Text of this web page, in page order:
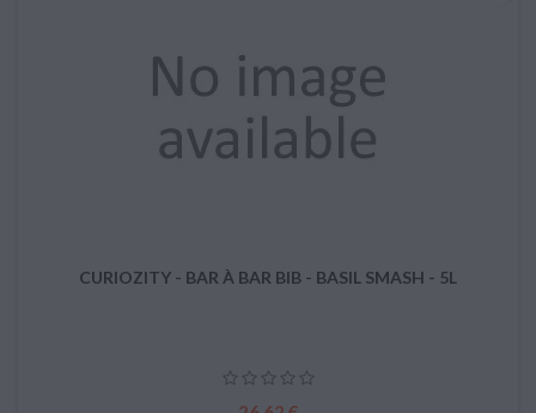
CURIOZITY - BAR À BAR BIB - BASIL SMASH - 5L